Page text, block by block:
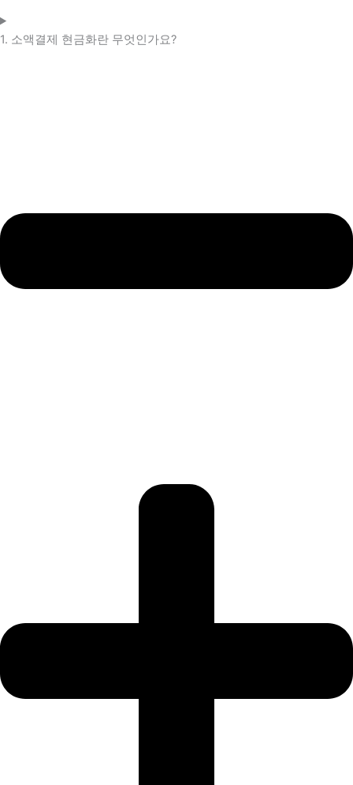
1. 소액결제 현금화란 무엇인가요?